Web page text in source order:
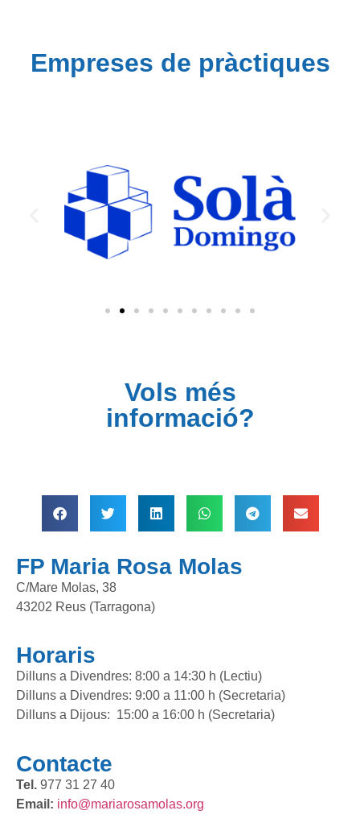
Empreses de pràctiques
Vols més
informació?
FP Maria Rosa Molas
C/Mare Molas, 38
43202 Reus (Tarragona)
Horaris
Dilluns a Divendres: 8:00 a 14:30 h (Lectiu)
Dilluns a Divendres: 9:00 a 11:00 h (Secretaria)
Dilluns a Dijous: 15:00 a 16:00 h (Secretaria)
Contacte
Tel. 977 31 27 40
Email: info@mariarosamolas.org